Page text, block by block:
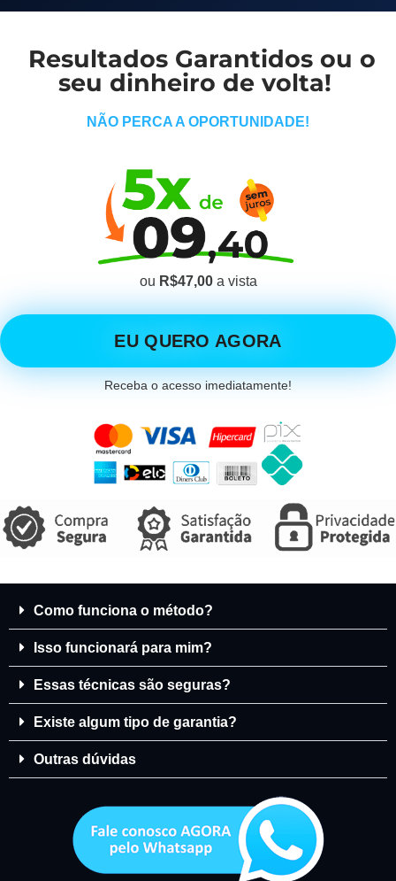
Resultados Garantidos ou o
seu dinheiro de volta!
NÃO PERCA A OPORTUNIDADE!
ou R$47,00a vista
EU QUERO AGORA
Receba o acesso imediatamente!
Como funciona o método?
Isso funcionará para mim?
Essas técnicas são seguras?
Existe algum tipo de garantia?
Outras dúvidas